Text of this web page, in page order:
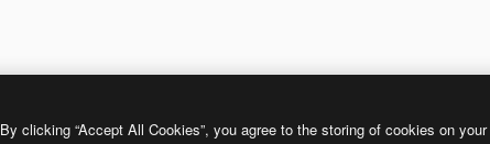
By clicking “Accept All Cookies”, you agree to the storing of cookies on